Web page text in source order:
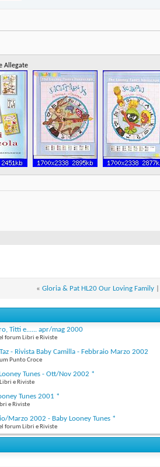
Allegate
« Gloria & Pat HL20 Our Loving Family
Titti e...... apr/mag 2000
forum Libri e Riviste
- Rivista Baby Camilla - Febbraio Marzo 2002
Punto Croce
Tunes - Ott/Nov 2002 *
e Riviste
Tunes 2001 *
e Riviste
Marzo 2002 - Baby Looney Tunes *
forum Libri e Riviste